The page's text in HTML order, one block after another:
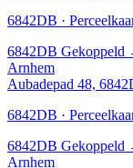
6842DB ·
6842DB Gekoppeld
Arnhem
Aubadepad 48,
6842DB ·
6842DB Gekoppeld
Arnhem